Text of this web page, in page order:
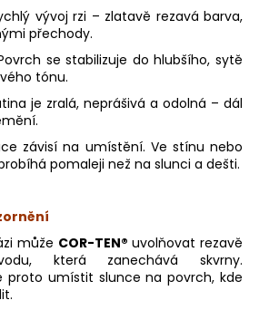
vývoj rzi – zlatavě rezavá barva,
přechody.
se stabilizuje do hlubšího, sytě
tónu.
je zralá, neprášivá a odolná – dál
závisí na umístění. Ve stínu nebo
pomaleji než na slunci a dešti.
může COR-TEN® uvolňovat rezavě
která zanechává skvrny.
proto umístit slunce na povrch, kde
Powered by chaterimo